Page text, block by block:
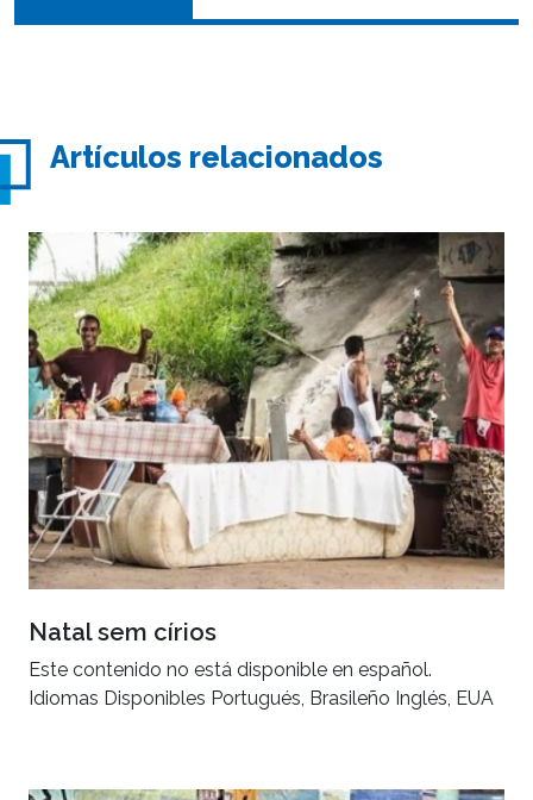
Artículos relacionados
Natal sem círios
Este contenido no está disponible en español.
Idiomas Disponibles Portugués, Brasileño Inglés, EUA